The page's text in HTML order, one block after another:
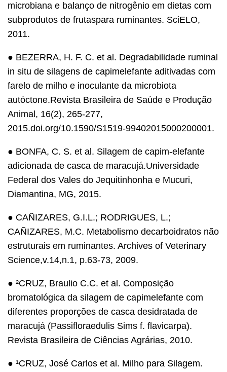
microbiana e balanço de nitrogênio em dietas com
subprodutos de frutaspara ruminantes. SciELO,
2011.
● BEZERRA, H. F. C. et al. Degradabilidade ruminal
in situ de silagens de capimelefante aditivadas com
farelo de milho e inoculante da microbiota
autóctone.Revista Brasileira de Saúde e Produção
Animal, 16(2), 265-277,
2015.doi.org/10.1590/S1519-99402015000200001.
● BONFA, C. S. et al. Silagem de capim-elefante
adicionada de casca de maracujá.Universidade
Federal dos Vales do Jequitinhonha e Mucuri,
Diamantina, MG, 2015.
● CAÑIZARES, G.I.L.; RODRIGUES, L.;
CAÑIZARES, M.C. Metabolismo decarboidratos não
estruturais em ruminantes. Archives of Veterinary
Science,v.14,n.1, p.63-73, 2009.
● ²CRUZ, Braulio C.C. et al. Composição
bromatológica da silagem de capimelefante com
diferentes proporções de casca desidratada de
maracujá (Passifloraedulis Sims f. flavicarpa).
Revista Brasileira de Ciências Agrárias, 2010.
● ¹CRUZ, José Carlos et al. Milho para Silagem.